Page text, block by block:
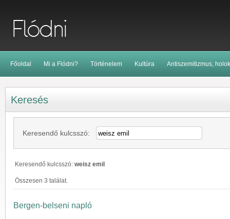
Főoldal Mi a Flódni? Történelem Kultúra Antiszemitizmus,
Keresés
Keresendő kulcsszó:
Keresendő kulcsszó: weisz emil
Összesen 3 találat.
Bergen-belseni napló